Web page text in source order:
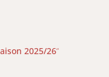
2025/26“